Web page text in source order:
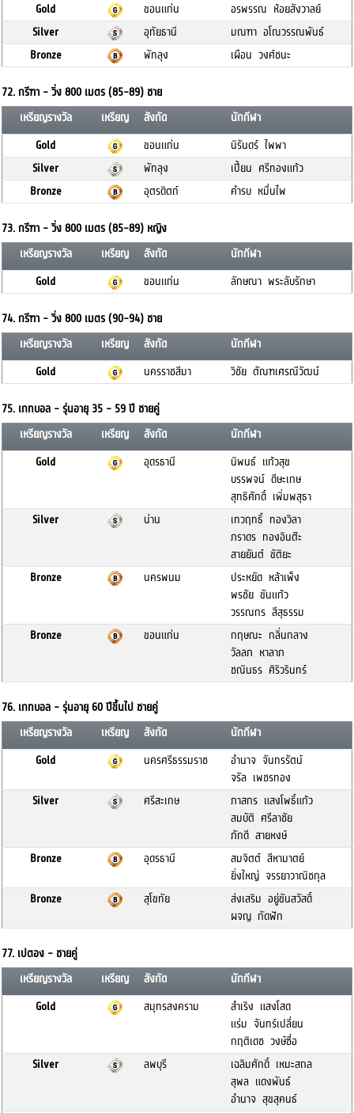
Gold
ขอนแก่น
อรพรรณ ห้อยสังวาลย์
Silver
อุทัยธานี
มณฑา อโณวรรณพันธ์
Bronze
พัทลุง เผือน วงศ์ชนะ
72. กรีฑา - วิ่ง 800 เมตร (85-89) ชาย
เหรียญรางวัล
เหรียญ สังกัด
นักกีฬา
Gold
ขอนแก่น
นิรันดร์ ไพพา
Silver
พัทลุง
เปี้ยน ศรีทองแก้ว
Bronze
อุตรดิตถ์ คำรบ หมื่นไพ
73. กรีฑา - วิ่ง 800 เมตร (85-89) หญิง
เหรียญรางวัล
เหรียญ สังกัด
นักกีฬา
Gold
ขอนแก่น ลักษณา พระลับรักษา
74. กรีฑา - วิ่ง 800 เมตร (90-94) ชาย
เหรียญรางวัล
เหรียญ สังกัด
นักกีฬา
Gold
นครราชสีมา วิชัย ตัณฑเศรณีวัฒน์
75. เกทบอล - รุ่นอายุ 35 - 59 ปี ชายคู่
เหรียญรางวัล
เหรียญ สังกัด
นักกีฬา
Gold
อุดรธานี
นิพนธ์ แก้วสุข
บรรพจน์ ดีษะเกษ
สุทธิศักดิ์ เพิ่มพสุธา
Silver
น่าน
เทวฤทธิ์ ทองวิลา
ภราดร ทองอินต๊ะ
สายยันต์ ขัติยะ
Bronze
นครพนม
ประหยัด หล้าเพ็ง
พรชัย ขันแก้ว
วรรณกร สีสุธรรม
Bronze
ขอนแก่น
กฤษณะ กลิ่นกลาง
วัลลภ หาลาภ
ชณินธร ศิริวรินทร์
76. เกทบอล - รุ่นอายุ 60 ปีขึ้นไป ชายคู่
เหรียญรางวัล
เหรียญ สังกัด
นักกีฬา
Gold
นครศรีธรรมราช
อำนาจ จันทรรัตน์
จรัล เพชรทอง
Silver
ศรีสะเกษ
ภาสกร แสงโพธิ์แก้ว
สมบัติ ศรีลาชัย
ภักดี สายหงษ์
Bronze
อุดรธานี
สมจิตต์ สีหามาตย์
ยิ่งใหญ่ จรรยาวาณิชกุล
Bronze
สุโขทัย
ส่งเสริม อยู่ขันสวัสดิ์
ผจญ กัดฟัก
77. เปตอง - ชายคู่
เหรียญรางวัล
เหรียญ สังกัด
นักกีฬา
Gold
สมุทรสงคราม
สำเริง แสงโสด
แร่ม จันทร์เปลี่ยน
กฤติเดช วงษ์ซื่อ
Silver
ลพบุรี
เฉลิมศักดิ์ เหมะสถล
สุพล แดงพันธ์
อำนาจ สุขสุคนธ์